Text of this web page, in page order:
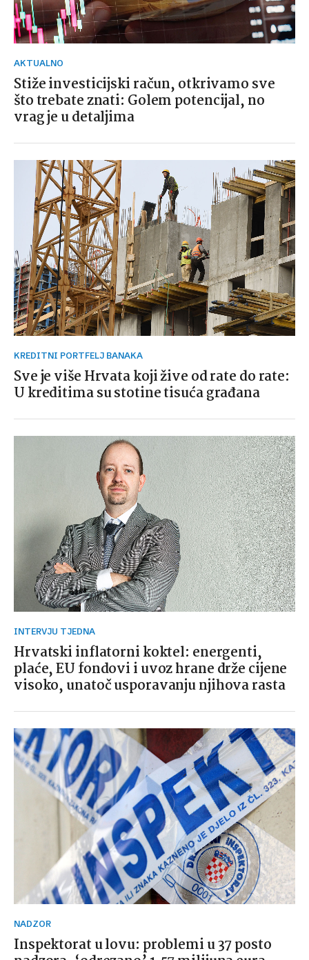
AKTUALNO
Stiže investicijski račun, otkrivamo sve
što trebate znati: Golem potencijal, no
vrag je u detaljima
KREDITNI PORTFELJ BANAKA
Sve je više Hrvata koji žive od rate do rate:
U kreditima su stotine tisuća građana
INTERVJU TJEDNA
Hrvatski inflatorni koktel: energenti,
plaće, EU fondovi i uvoz hrane drže cijene
visoko, unatoč usporavanju njihova rasta
NADZOR
Inspektorat u lovu: problemi u 37 posto